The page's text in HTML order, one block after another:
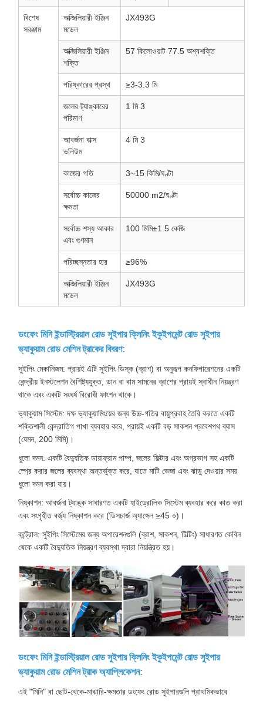
বিশেষ
সরঞ্জাম
অক্জিলিয়ারী ইঞ্জিন
মডেল
JX493G
অক্জিলিয়ারী ইঞ্জিন
শক্তি
57 কিলোওয়াট 77.5 অশ্বশক্তি
পরিষ্কারের প্রস্থ ≥3-3.3 মি
জলের ট্যাঙ্কারের
পরিমাণ
1 মি 3
আবর্জনা বাক্স
ভলিউম
4 মি 3
কাজের গতি 3~15 কিমি/ঘণ্টা
সর্বোচ্চ কাজের
ক্ষমতা
50000 m2/ঘণ্টা
সর্বোচ্চ শস্য আকার
এবং গুণমান
100 মিমি±1.5 কেজি
পরিচ্ছন্নতার হার ≥96%
অক্জিলিয়ারী ইঞ্জিন
মডেল
JX493G
ডংফেং মিনি ইন্ডাস্ট্রিয়াল রোড সুইপার ক্লিনিং ইকুইপমেন্ট রোড সুইপার
ভ্যাকুয়াম রোড মেশিন ট্রাকের বিবরণ:
সুইপিং মেকানিজম: প্রায়ই 4টি সুইপিং ডিস্ক (ব্রাশ) বা অনুরূপ কনফিগারেশনের একটি
কেন্দ্রীয় ইনস্টলেশন বৈশিষ্ট্যযুক্ত, ডান বা বাম সামনের ব্রাশের প্রায়ই স্বাধীন নিয়ন্ত্রণ
থাকে এবং একটি সংঘর্ষ বিরোধী ফাংশন থাকে।
ভ্যাকুয়াম সিস্টেম: দক্ষ ভ্যাকুয়ামিংয়ের জন্য উচ্চ-গতির বায়ুপ্রবাহ তৈরি করতে একটি
শক্তিশালী কেন্দ্রাতিগ পাখা ব্যবহার করে, প্রায়ই একটি বড় সাকশন প্রবেশপথ ব্যাস
(যেমন, 200 মিমি)।
ধুলো দমন: একটি বৈদ্যুতিক ডায়াফ্রাম পাম্প, জলের ফিল্টার এবং অগ্রভাগ সহ একটি
স্প্রে করার জলের ব্যবস্থা অন্তর্ভুক্ত করে, যাতে মাটি ভেজা এবং ঝাড়ু দেওয়ার সময়
ধুলো দমন করা যায়।
নিষ্কাশন: আবর্জনা ট্যাঙ্ক সাধারণত একটি হাইড্রোলিক সিস্টেম ব্যবহার করে কাত করা
এবং সংগৃহীত বর্জ্য নিষ্কাশন করে (ডিসচার্জ অ্যাঙ্গেল ≥45 ∘)।
কন্ট্রোল: সুইপিং সিস্টেমের জন্য অপারেশনগুলি (ব্রাশ, সাকশন, টিল্টিং) সাধারণত কেবিন
থেকে একটি বৈদ্যুতিক নিয়ন্ত্রণ ব্যবস্থা দ্বারা নিয়ন্ত্রিত হয়।
ডংফেং মিনি ইন্ডাস্ট্রিয়াল রোড সুইপার ক্লিনিং ইকুইপমেন্ট রোড সুইপার
ভ্যাকুয়াম রোড মেশিন ট্রাক অ্যাপ্লিকেশন:
এই "মিনি" বা ছোট-থেকে-মাঝারি-ক্ষমতার ডংফেং রোড সুইপারগুলি প্রাথমিকভাবে